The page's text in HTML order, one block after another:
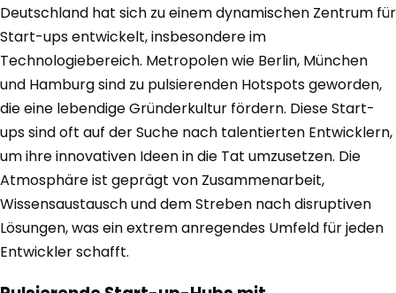
Deutschland hat sich zu einem dynamischen Zentrum für
Start-ups entwickelt, insbesondere im
Technologiebereich. Metropolen wie Berlin, München
und Hamburg sind zu pulsierenden Hotspots geworden,
die eine lebendige Gründerkultur fördern. Diese Start-
ups sind oft auf der Suche nach talentierten Entwicklern,
um ihre innovativen Ideen in die Tat umzusetzen. Die
Atmosphäre ist geprägt von Zusammenarbeit,
Wissensaustausch und dem Streben nach disruptiven
Lösungen, was ein extrem anregendes Umfeld für jeden
Entwickler schafft.